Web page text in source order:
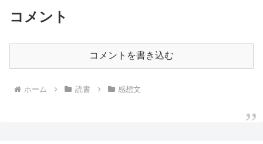
コメント
コメントを書き込む
ホーム 読書 感想文